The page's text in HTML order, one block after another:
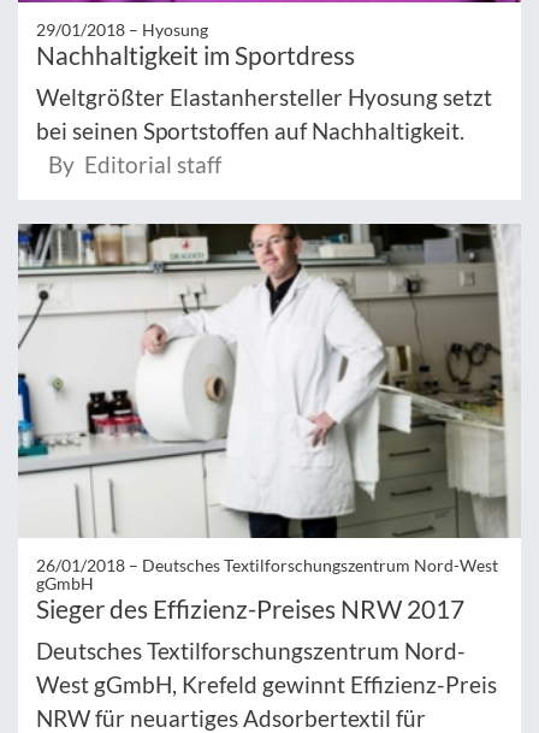
29/01/2018 – Hyosung
Nachhaltigkeit im Sportdress
Weltgrößter Elastanhersteller Hyosung setzt
bei seinen Sportstoffen auf Nachhaltigkeit.
By Editorial staff
26/01/2018 – Deutsches Textilforschungszentrum Nord-West
gGmbH
Sieger des Effizienz-Preises NRW 2017
Deutsches Textilforschungszentrum Nord-
West gGmbH, Krefeld gewinnt Effizienz-Preis
NRW für neuartiges Adsorbertextil für